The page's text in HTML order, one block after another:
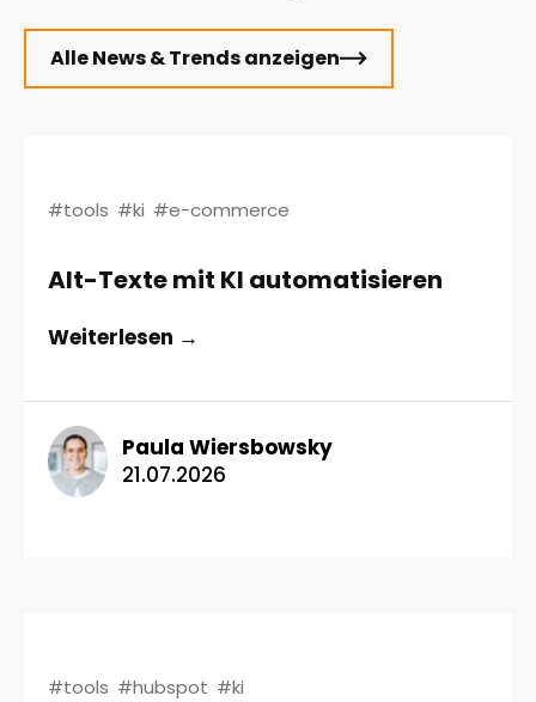
Alle News & Trends anzeigen
#tools #ki #e-commerce
Alt-Texte mit KI automatisieren
Weiterlesen →
Paula Wiersbowsky
21.07.2026
#tools #hubspot #ki